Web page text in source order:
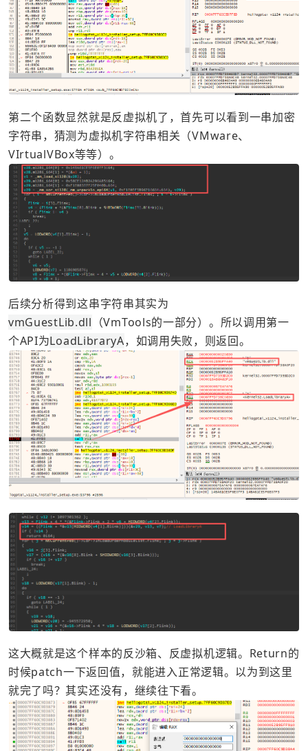
第二个函数显然就是反虚拟机了，首先可以看到一串加密
字符串，猜测为虚拟机字符串相关（VMware、
VIrtualVBox等等）。
后续分析得到这串字符串其实为
vmGuestLib.dll （VmTools的一部分）。所以调用第一
个API为LoadLibraryA，如调用失败，则返回。
这大概就是这个样本的反沙箱、反虚拟机逻辑。Return的
时候patch一下返回值，就能进入正常逻辑。以为到这里
就完了吗？其实还没有，继续往下看。